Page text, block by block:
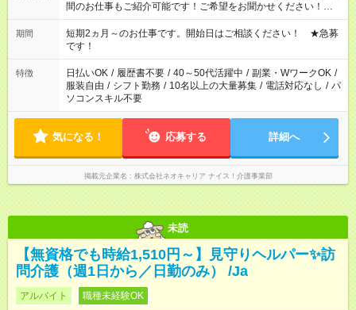
間のお仕事もご紹介可能です！ご希望をお聞かせください！★家
庭の都合でお休みが必要な場合も遠慮なくご相談ください。 ※
週最低15時間以上の勤務が必要です
期間
短期2ヵ月～のお仕事です。開始日はご相談ください！ ★急募
です！
特徴 日払いOK / 履歴書不要 / 40～50代活躍中 / 副業・WワークOK /
服装自由 / シフト勤務 / 10名以上の大量募集 / 電話対応なし / パ
ソコンスキル不要
気になる！ 応募する 詳細へ
掲載元企業名 株式会社ネオキャリア ナイス！介護事業部
未読
【無資格でも時給1,510円～】見守りヘルパー✨訪
問介護（週1日から／日勤のみ） /Ja
アルバイト 職種未経験OK